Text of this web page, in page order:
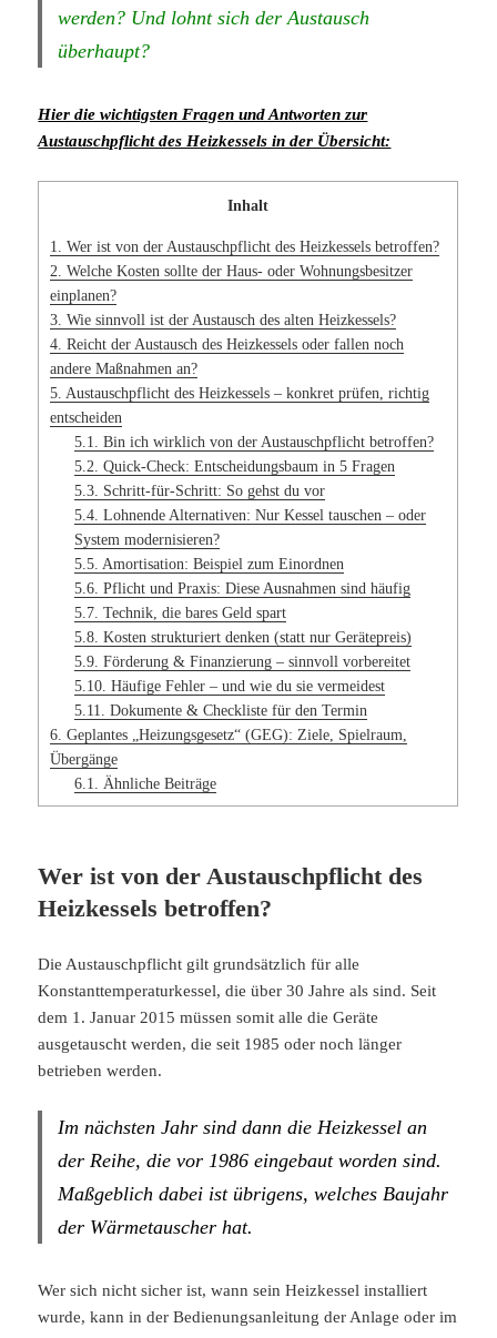
werden? Und lohnt sich der Austausch
überhaupt?
Hier die wichtigsten Fragen und Antworten zur
Austauschpflicht des Heizkessels in der Übersicht:
Inhalt
1.
Wer ist von der Austauschpflicht des Heizkessels betroffen?
2. Welche Kosten sollte der Haus- oder Wohnungsbesitzer
einplanen?
3. Wie sinnvoll ist der Austausch des alten Heizkessels?
4. Reicht der Austausch des Heizkessels oder fallen noch
andere Maßnahmen an?
5. Austauschpflicht des Heizkessels – konkret prüfen, richtig
entscheiden
5.1.
Bin ich wirklich von der Austauschpflicht betroffen?
5.2. Quick-Check: Entscheidungsbaum in 5 Fragen
5.3. Schritt-für-Schritt: So gehst du vor
5.4. Lohnende Alternativen: Nur Kessel tauschen – oder
System modernisieren?
5.5. Amortisation: Beispiel zum Einordnen
5.6. Pflicht und Praxis: Diese Ausnahmen sind häufig
5.7. Technik, die bares Geld spart
5.8. Kosten strukturiert denken (statt nur Gerätepreis)
5.9. Förderung & Finanzierung – sinnvoll vorbereitet
5.10. Häufige Fehler – und wie du sie vermeidest
5.11.
Dokumente & Checkliste für den Termin
6. Geplantes „Heizungsgesetz“ (GEG): Ziele, Spielraum,
Übergänge
6.1.
Ähnliche Beiträge
Wer ist von der Austauschpflicht des
Heizkessels betroffen?
Die Austauschpflicht gilt grundsätzlich für alle
Konstanttemperaturkessel, die über 30 Jahre als sind. Seit
dem 1. Januar 2015 müssen somit alle die Geräte
ausgetauscht werden, die seit 1985 oder noch länger
betrieben werden.
Im nächsten Jahr sind dann die Heizkessel an
der Reihe, die vor 1986 eingebaut worden sind.
Maßgeblich dabei ist übrigens, welches Baujahr
der Wärmetauscher hat.
Wer sich nicht sicher ist, wann sein Heizkessel installiert
wurde, kann in der Bedienungsanleitung der Anlage oder im